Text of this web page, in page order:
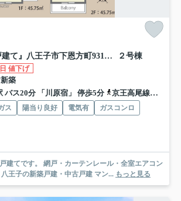
『八王子市新築戸建て』八王子市下恩方町931【仲介手数料無料】 ２４－１期 ２号棟
値下げ
築
バス20分 「川原宿」 停歩5分
京王高尾線「高尾」駅 バス30分 「河原宿」 停歩5分
ス 陽当り良好 電気有
ガスコンロ
建てです。 網戸・カーテンレール・全室エアコン
がついております。 八王子の新築戸建・中古戸建 マン... もっと見る